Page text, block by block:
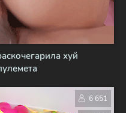
хуй
6 651